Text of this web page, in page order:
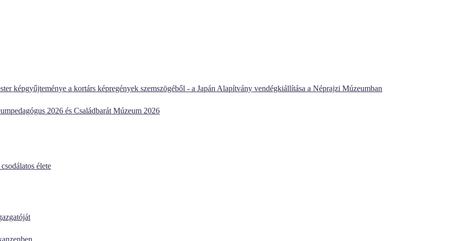
képgyűjteménye a kortárs képregények szemszögéből - a Japán Alapítvány vendégkiállítása a Néprajzi Múzeumban
2026 és Családbarát Múzeum 2026
élete